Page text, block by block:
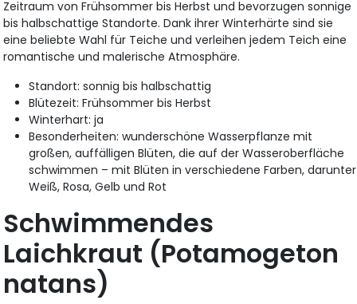
Zeitraum von Frühsommer bis Herbst und bevorzugen sonnige
bis halbschattige Standorte. Dank ihrer Winterhärte sind sie
eine beliebte Wahl für Teiche und verleihen jedem Teich eine
romantische und malerische Atmosphäre.
Standort: sonnig bis halbschattig
Blütezeit: Frühsommer bis Herbst
Winterhart: ja
Besonderheiten: wunderschöne Wasserpflanze mit
großen, auffälligen Blüten, die auf der Wasseroberfläche
schwimmen – mit Blüten in verschiedene Farben, darunter
Weiß, Rosa, Gelb und Rot
Schwimmendes
Laichkraut (Potamogeton
natans)